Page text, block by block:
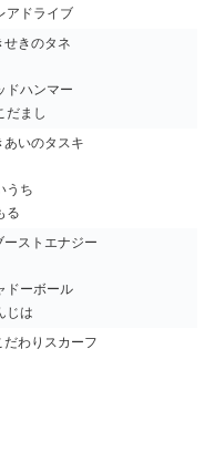
ライブ
せきのタネ
ハンマー
まし
あいのタスキ
ち
る
ーストエナジー
ーボール
は
だわりスカーフ